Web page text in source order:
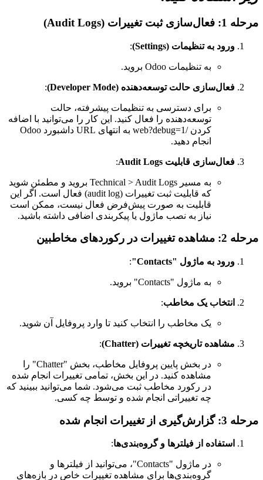
مرحله 1: فعال‌سازی ثبت تغییرات (Audit Logs)
ورود به تنظیمات (Settings) :
به تنظیمات Odoo بروید.
فعال‌سازی حالت توسعه‌دهنده (Developer Mode) :
برای دسترسی به تنظیمات پیشرفته، حالت
توسعه‌دهنده را فعال کنید. این کار را می‌توانید با اضافه
کردن /web?debug=1 به انتهای URL داشبورد Odoo
انجام دهید.
فعال‌سازی قابلیت Audit Logs :
به مسیر Technical > Audit Logs بروید و مطمئن شوید
که قابلیت ثبت تغییرات (audit log) فعال است. اگر این
قابلیت به صورت پیش‌فرض فعال نیست، ممکن است
نیاز به نصب ماژول یا پیکربندی اضافی داشته باشید.
مرحله 2: مشاهده تغییرات در رکوردهای مخاطبین
ورود به ماژول "Contacts" :
به ماژول "Contacts" بروید.
انتخاب یک مخاطب:
یک مخاطب را انتخاب کنید تا وارد پروفایل آن شوید.
مشاهده تاریخچه تغییرات (Chatter) :
در بخش پایین پروفایل مخاطب، بخش "Chatter" را
مشاهده کنید. در این بخش، تمامی تغییرات انجام شده
در رکورد مخاطب ثبت می‌شود. شما می‌توانید ببینید که
چه تغییراتی انجام شده و توسط چه کسی.
مرحله 3: گزارش‌گیری از تغییرات انجام شده
استفاده از فیلترها و گروه‌بندی‌ها:
در ماژول "Contacts"، می‌توانید از فیلترها و
گروه‌بندی‌ها برای مشاهده تغییرات خاص در بازه‌های